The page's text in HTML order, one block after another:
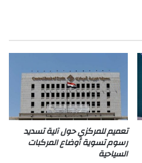
تعميم للمركزي حول آلية تسديد
رسوم تسوية أوضاع المركبات
السياحية